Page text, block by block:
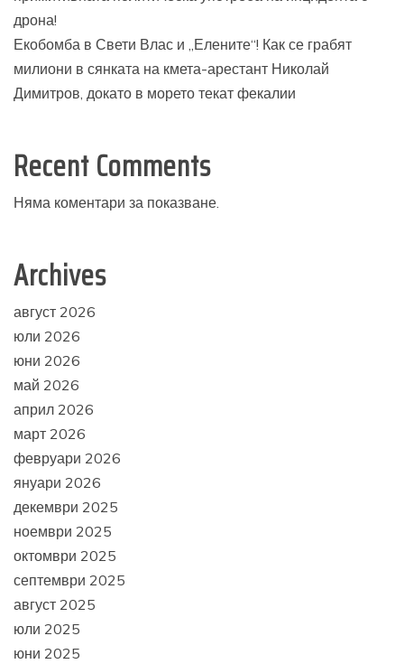
дрона!
Екобомба в Свети Влас и „Елените“! Как се грабят
милиони в сянката на кмета-арестант Николай
Димитров, докато в морето текат фекалии
Recent Comments
Няма коментари за показване.
Archives
август 2026
юли 2026
юни 2026
май 2026
април 2026
март 2026
февруари 2026
януари 2026
декември 2025
ноември 2025
октомври 2025
септември 2025
август 2025
юли 2025
юни 2025